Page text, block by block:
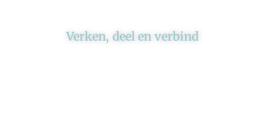
Verken, deel en verbind